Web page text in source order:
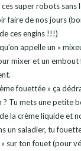
ces super robots sans
faire de nos jours
ces engins !!!)
appelle un «
mixer et un
fouettée » ça
? Tu mets une petite
la crème liquide et
un saladier, tu
» sur ton fouet (pour